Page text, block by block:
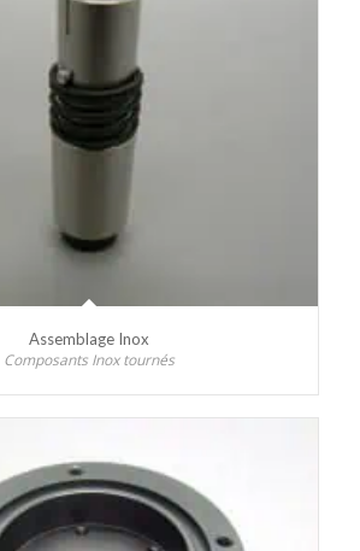
Assemblage Inox
Composants Inox tournés